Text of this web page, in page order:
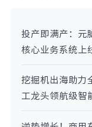
投产即满产：元
核心业务系统上
挖掘机出海助力
工龙头领航级智